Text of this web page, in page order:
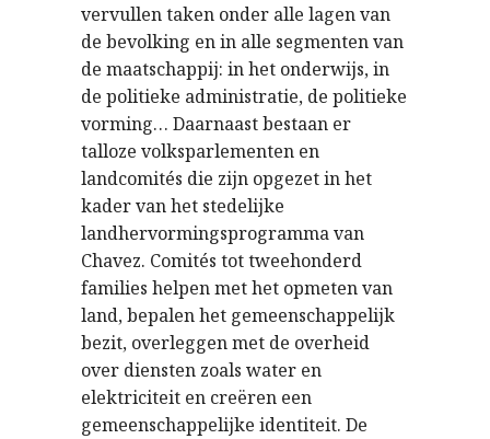
vervullen taken onder alle lagen van
de bevolking en in alle segmenten van
de maatschappij: in het onderwijs, in
de politieke administratie, de politieke
vorming… Daarnaast bestaan er
talloze volksparlementen en
landcomités die zijn opgezet in het
kader van het stedelijke
landhervormingsprogramma van
Chavez. Comités tot tweehonderd
families helpen met het opmeten van
land, bepalen het gemeenschappelijk
bezit, overleggen met de overheid
over diensten zoals water en
elektriciteit en creëren een
gemeenschappelijke identiteit. De